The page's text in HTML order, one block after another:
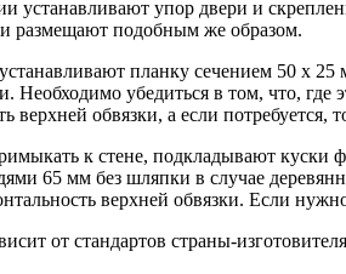
уста­навливают упор двери и
размещают подобным же образом.
планку сечением 50 х
убедиться в том, что, где
обвязки, а если потребуется,
к стене, подкладывают куски
65 мм без шляпки в случае
верхней обвязки. Если
от стандартов страны-